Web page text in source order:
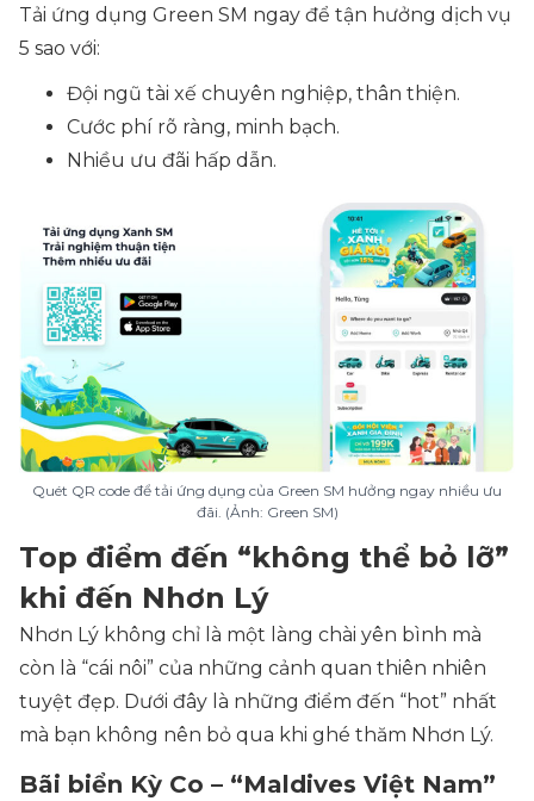
Tải ứng dụng Green SM ngay để tận hưởng dịch vụ
5 sao với:
Đội ngũ tài xế chuyên nghiệp, thân thiện.
Cước phí rõ ràng, minh bạch.
Nhiều ưu đãi hấp dẫn.
Quét QR code để tải ứng dụng của Green SM hưởng ngay nhiều ưu
đãi. (Ảnh: Green SM)
Top điểm đến “không thể bỏ lỡ”
khi đến Nhơn Lý
Nhơn Lý không chỉ là một làng chài yên bình mà
còn là “cái nôi” của những cảnh quan thiên nhiên
tuyệt đẹp. Dưới đây là những điểm đến “hot” nhất
mà bạn không nên bỏ qua khi ghé thăm Nhơn Lý.
Bãi biển Kỳ Co – “Maldives Việt Nam”